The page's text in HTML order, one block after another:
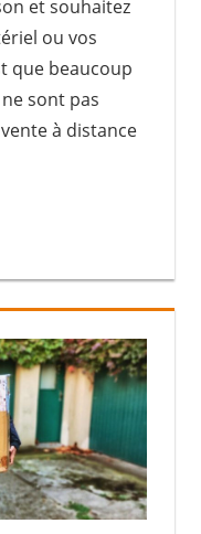
et souhaitez
ou vos
que beaucoup
sont pas
à distance